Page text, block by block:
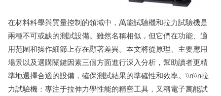
在材料科學與質量控制的領域中，萬能試驗機和拉力試驗機是
兩種不可或缺的測試設備。雖然名稱相似，但它們在功能、適
用范圍和操作細節上存在顯著差異。本文將從原理、主要應用
場景以及選購關鍵因素三個方面進行深入分析，幫助讀者更精
準地選擇合適的設備，確保測試結果的準確性和效率。\\n\\n拉
力試驗機：專注于拉伸力學性能的精密工具，又稱電子萬能試